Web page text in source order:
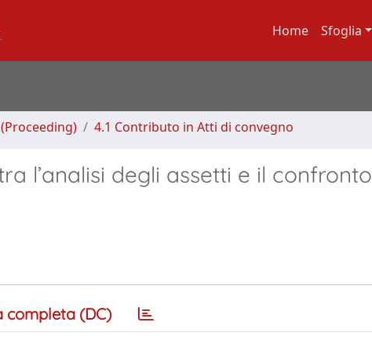
Home Sfoglia
4.1 Contributo in Atti di convegno
l’analisi degli assetti e il confronto
completa (DC)